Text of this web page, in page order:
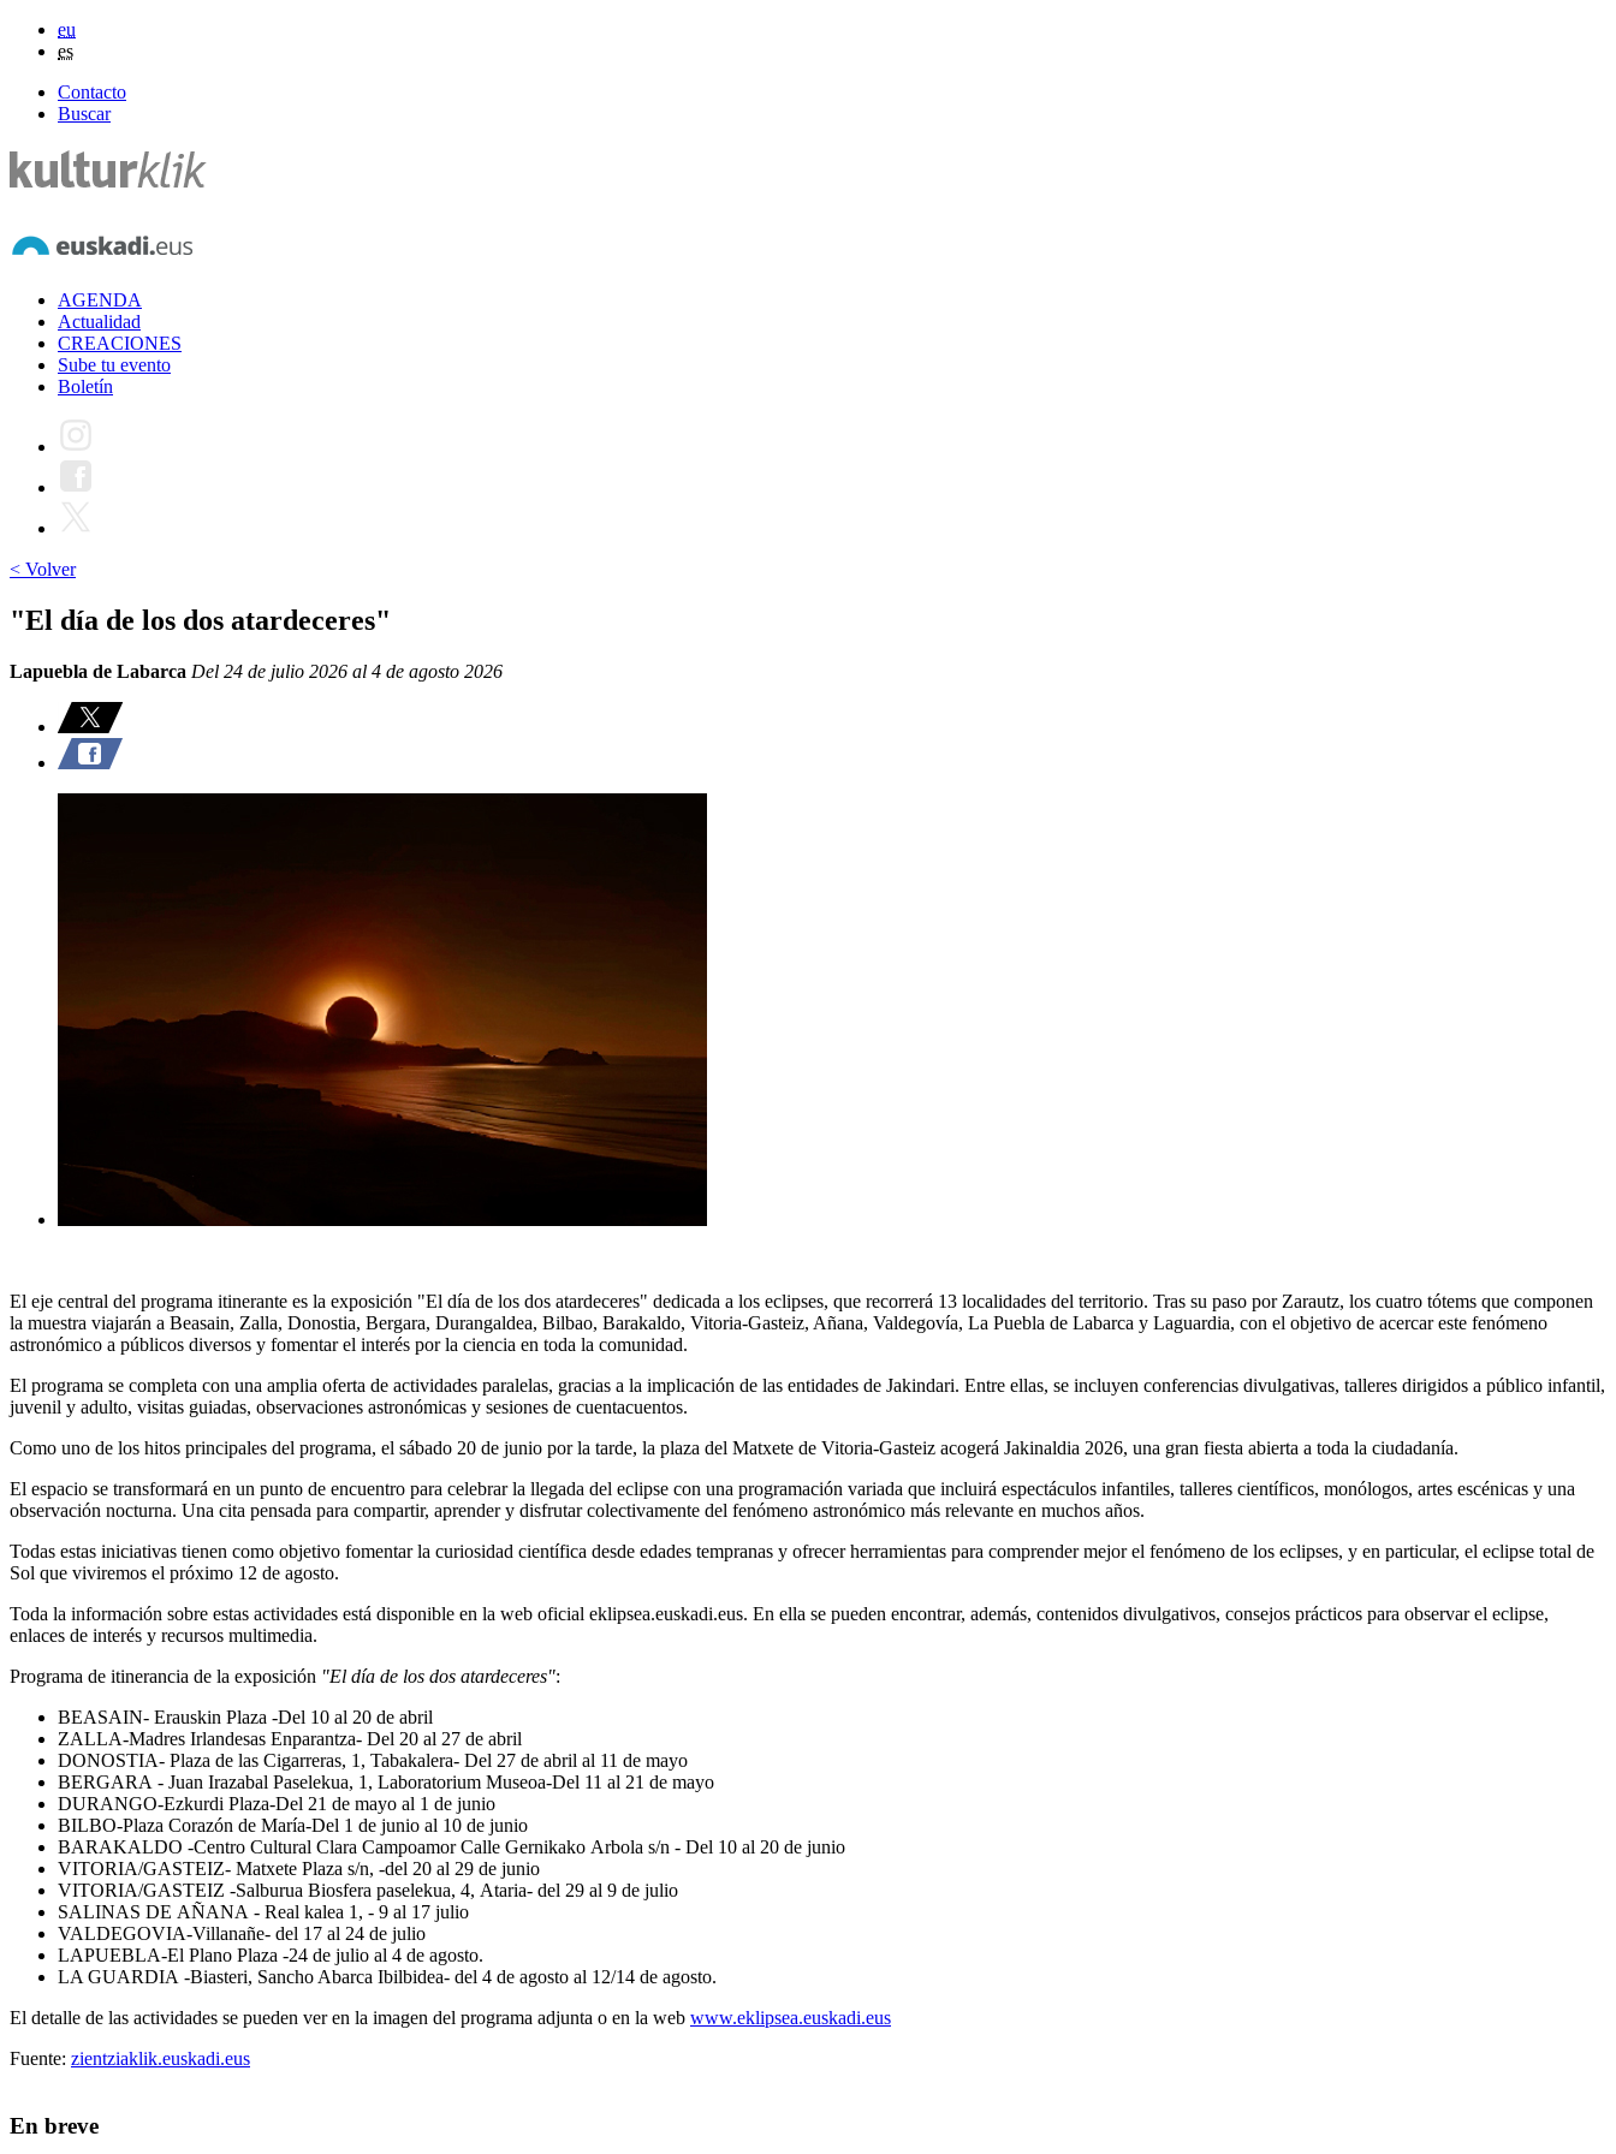
eu
es
Contacto
Buscar
AGENDA
Actualidad
CREACIONES
Sube tu evento
Boletín
< Volver
"El día de los dos atardeceres"
Lapuebla de Labarca Del 24 de julio 2026 al 4 de agosto 2026
El eje central del programa itinerante es la exposición "El día de los dos atardeceres" dedicada a los eclipses, que recorrerá 13 localidades del territorio. Tras su paso por Zarautz, los cuatro tótems que componen
la muestra viajarán a Beasain, Zalla, Donostia, Bergara, Durangaldea, Bilbao, Barakaldo, Vitoria-Gasteiz, Añana, Valdegovía, La Puebla de Labarca y Laguardia, con el objetivo de acercar este fenómeno
astronómico a públicos diversos y fomentar el interés por la ciencia en toda la comunidad.
El programa se completa con una amplia oferta de actividades paralelas, gracias a la implicación de las entidades de Jakindari. Entre ellas, se incluyen conferencias divulgativas, talleres dirigidos a público infantil,
juvenil y adulto, visitas guiadas, observaciones astronómicas y sesiones de cuentacuentos.
Como uno de los hitos principales del programa, el sábado 20 de junio por la tarde, la plaza del Matxete de Vitoria-Gasteiz acogerá Jakinaldia 2026, una gran fiesta abierta a toda la ciudadanía.
El espacio se transformará en un punto de encuentro para celebrar la llegada del eclipse con una programación variada que incluirá espectáculos infantiles, talleres científicos, monólogos, artes escénicas y una
observación nocturna. Una cita pensada para compartir, aprender y disfrutar colectivamente del fenómeno astronómico más relevante en muchos años.
Todas estas iniciativas tienen como objetivo fomentar la curiosidad científica desde edades tempranas y ofrecer herramientas para comprender mejorel fenómeno de los eclipses, y en particular, el eclipse total de
Sol que viviremos el próximo 12 de agosto.
Toda la información sobre estas actividades está disponible en la web oficial eklipsea.euskadi.eus. En ella se pueden encontrar, además, contenidos divulgativos, consejos prácticos para observar el eclipse,
enlaces de interés y recursos multimedia.
Programa de itinerancia de la exposición "El día de los dos atardeceres":
BEASAIN- Erauskin Plaza -Del 10 al 20 de abril
ZALLA-Madres Irlandesas Enparantza- Del 20 al 27 de abril
DONOSTIA- Plaza de las Cigarreras, 1, Tabakalera- Del 27 de abril al 11 de mayo
BERGARA - Juan Irazabal Paselekua, 1, Laboratorium Museoa-Del 11 al 21 de mayo
DURANGO-Ezkurdi Plaza-Del 21 de mayo al 1 de junio
BILBO-Plaza Corazón de María-Del 1 de junio al 10 de junio
BARAKALDO -Centro Cultural Clara Campoamor Calle Gernikako Arbola s/n - Del 10 al 20 de junio
VITORIA/GASTEIZ- Matxete Plaza s/n, -del 20 al 29 de junio
VITORIA/GASTEIZ -Salburua Biosfera paselekua, 4, Ataria- del 29 al 9 de julio
SALINAS DE AÑANA - Real kalea 1, - 9 al 17 julio
VALDEGOVIA-Villanañe- del 17 al 24 de julio
LAPUEBLA-El Plano Plaza -24 de julio al 4 de agosto.
LA GUARDIA -Biasteri, Sancho Abarca Ibilbidea- del 4 de agosto al 12/14 de agosto.
El detalle de las actividades se pueden ver en la imagen del programa adjunta o en la web www.eklipsea.euskadi.eus
Fuente: zientziaklik.euskadi.eus
En breve